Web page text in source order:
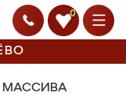
0
МАССИВА